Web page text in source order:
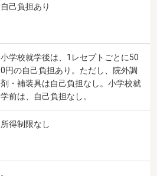
自己負担あり
小学校就学後は、1レセプトごとに50
0円の自己負担あり。ただし、院外調
剤・補装具は自己負担なし。小学校就
学前は、自己負担なし。
所得制限なし